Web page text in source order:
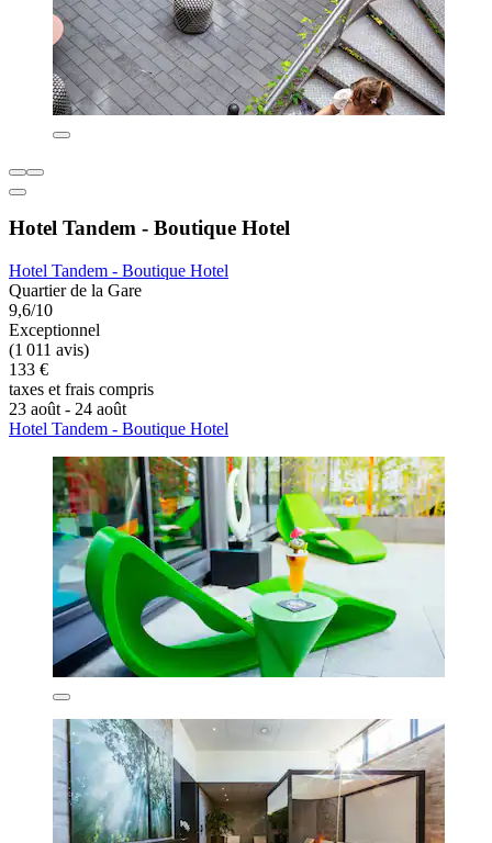
Hotel Tandem - Boutique Hotel
Hotel Tandem - Boutique Hotel
Quartier de la Gare
9,6/10
Exceptionnel
(1 011 avis)
133 €
taxes et frais compris
23 août - 24 août
Hotel Tandem - Boutique Hotel